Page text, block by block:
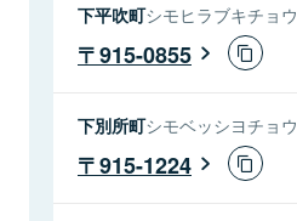
下平吹町シモヒラブキチョウ
915-0855
下別所町シモベッシヨチョウ
915-1224